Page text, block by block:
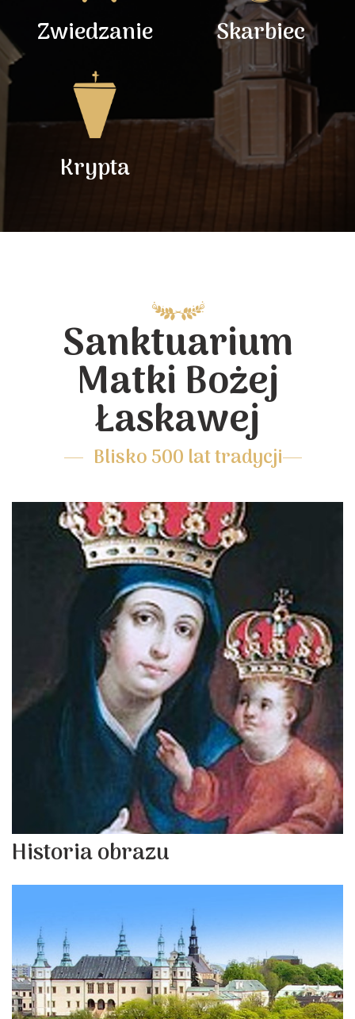
Zwiedzanie Skarbiec
Krypta
Sanktuarium
Matki Bożej
Łaskawej
Blisko 500 lat tradycji
Historia obrazu